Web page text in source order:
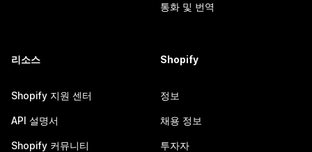
통화 및 번역
리소스
Shopify 지원 센터
API 설명서
Shopify 커뮤니티
Shopify
정보
채용 정보
투자자